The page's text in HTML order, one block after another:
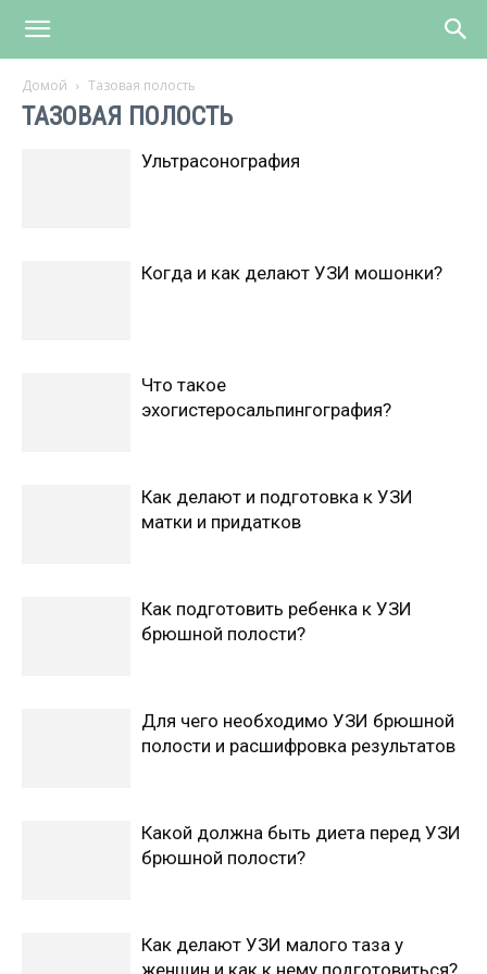
Домой Тазовая полость
ТАЗОВАЯ ПОЛОСТЬ
Ультрасонография
Когда и как делают УЗИ мошонки?
Что такое
эхогистеросальпингография?
Как делают и подготовка к УЗИ
матки и придатков
Как подготовить ребенка к УЗИ
брюшной полости?
Для чего необходимо УЗИ брюшной
полости и расшифровка результатов
Какой должна быть диета перед УЗИ
брюшной полости?
Как делают УЗИ малого таза у
женщин и как к нему подготовиться?